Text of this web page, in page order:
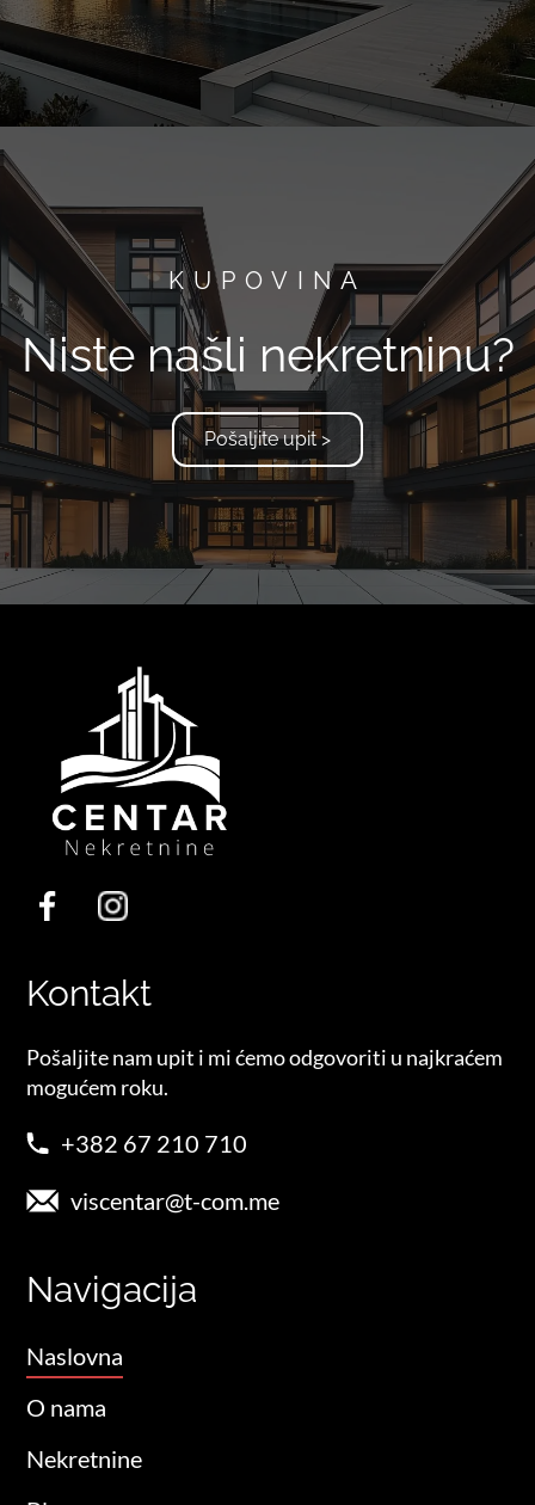
KUPOVINA
Niste našli nekretninu?
Pošaljite upit >
Kontakt
Pošaljite nam upit i mi ćemo odgovoriti u najkraćem
mogućem roku.
+382 67 210 710
viscentar@t-com.me
Navigacija
Naslovna
O nama
Nekretnine